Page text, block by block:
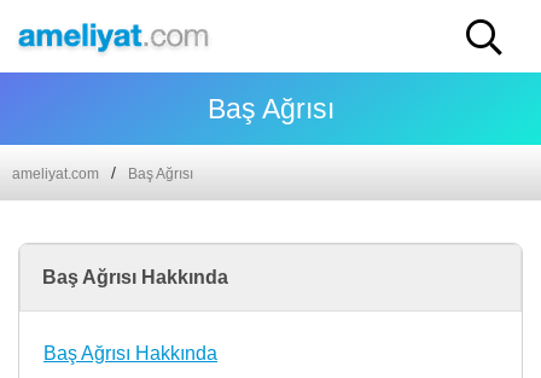
Baş Ağrısı
ameliyat.com Baş Ağrısı
Baş Ağrısı Hakkında
Baş Ağrısı Hakkında